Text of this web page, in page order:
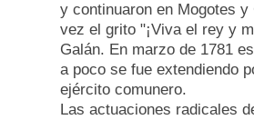
y continuaron en Mogotes
vez el grito "¡Viva el rey y
Galán. En marzo de 1781
a poco se fue extendiendo
ejército comunero.
Las actuaciones radicales